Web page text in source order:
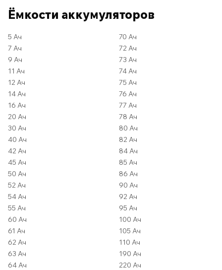
Ёмкости аккумуляторов
5 Ач
7 Ач
9 Ач
11 Ач
12 Ач
14 Ач
16 Ач
20 Ач
30 Ач
40 Ач
42 Ач
45 Ач
50 Ач
52 Ач
54 Ач
55 Ач
60 Ач
61 Ач
62 Ач
63 Ач
64 Ач
70 Ач
72 Ач
73 Ач
74 Ач
75 Ач
76 Ач
77 Ач
78 Ач
80 Ач
82 Ач
84 Ач
85 Ач
86 Ач
90 Ач
92 Ач
95 Ач
100 Ач
105 Ач
110 Ач
190 Ач
220 Ач